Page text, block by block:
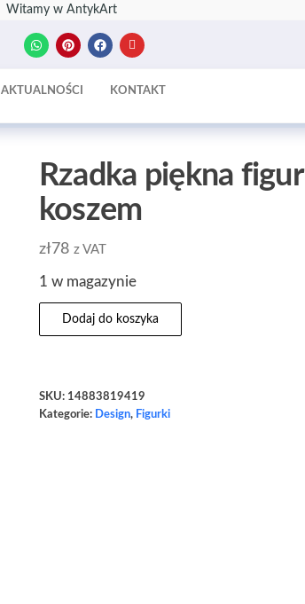
Witamy w AntykArt
AKTUALNOŚCI KONTAKT
Rzadka piękna
koszem
zł78 z VAT
1 w magazynie
Dodaj do koszyka
SKU: 14883819419
Kategorie: Design, Figurki